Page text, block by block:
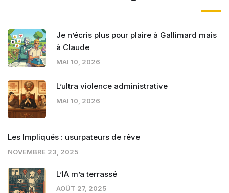
Je n’écris plus pour plaire à Gallimard mais
à Claude
MAI 10, 2026
L’ultra violence administrative
MAI 10, 2026
Les Impliqués : usurpateurs de rêve
NOVEMBRE 23, 2025
L’IA m’a terrassé
AOÛT 27, 2025